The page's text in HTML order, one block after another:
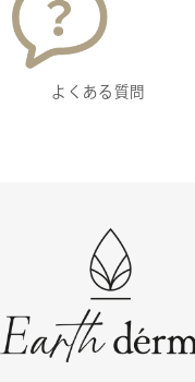
よくある質問